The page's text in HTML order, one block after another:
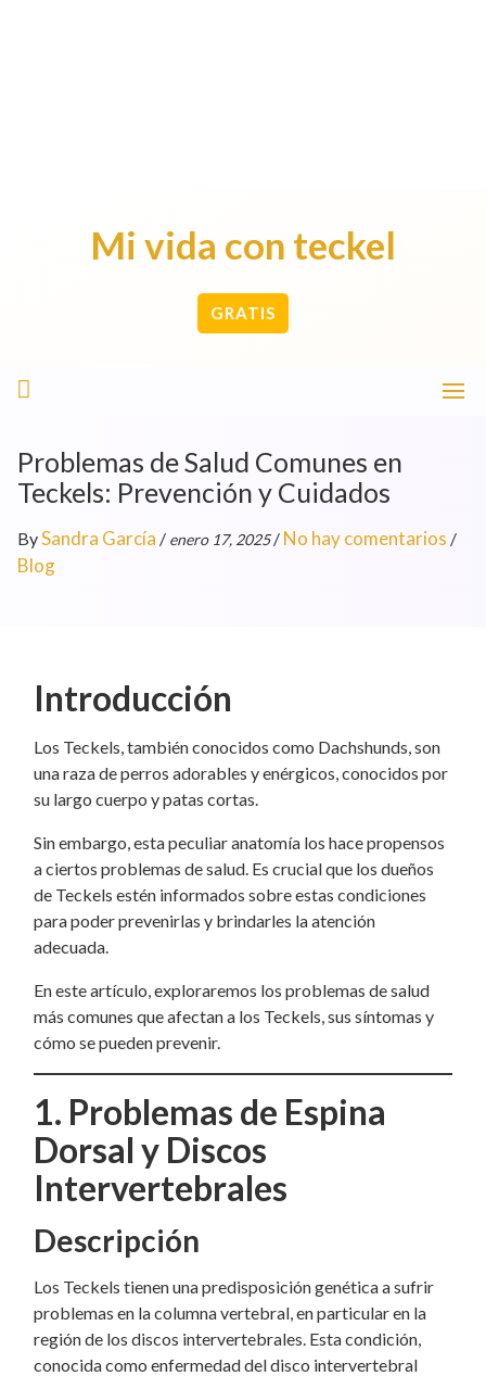
Mi vida con teckel
GRATIS
Problemas de Salud Comunes en
Teckels: Prevención y Cuidados
BySandra García / enero 17, 2025/ No hay comentarios /
Blog
Introducción
Los Teckels, también conocidos como Dachshunds, son
una raza de perros adorables y enérgicos, conocidos por
su largo cuerpo y patas cortas.
Sin embargo, esta peculiar anatomía los hace propensos
a ciertos problemas de salud. Es crucial que los dueños
de Teckels estén informados sobre estas condiciones
para poder prevenirlas y brindarles la atención
adecuada.
En este artículo, exploraremos los problemas de salud
más comunes que afectan a los Teckels, sus síntomas y
cómo se pueden prevenir.
1. Problemas de Espina
Dorsal y Discos
Intervertebrales
Descripción
Los Teckels tienen una predisposición genética a sufrir
problemas en la columna vertebral, en particular en la
región de los discos intervertebrales. Esta condición,
conocida como enfermedad del disco intervertebral